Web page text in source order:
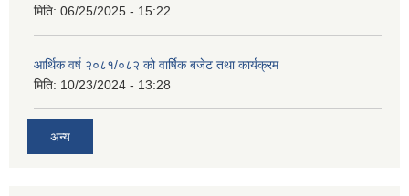
मिति: 06/25/2025 - 15:22
आर्थिक वर्ष २०८१/०८२ को वार्षिक बजेट तथा कार्यक्रम
मिति: 10/23/2024 - 13:28
अन्य